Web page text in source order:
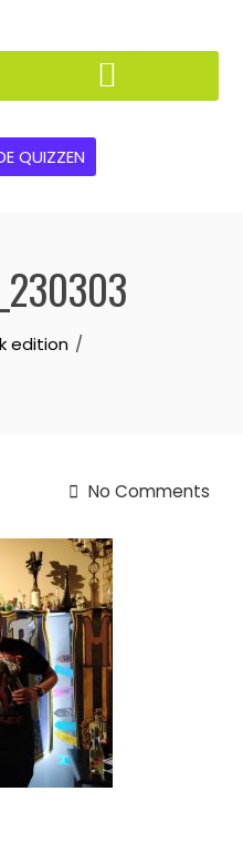
QUIZZEN
edition
No Comments